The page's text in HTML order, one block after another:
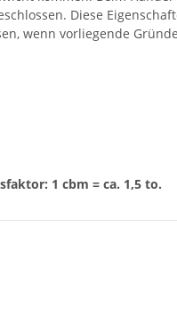
Diese
wenn vorliegende
1 cbm = ca. 1,5 to.